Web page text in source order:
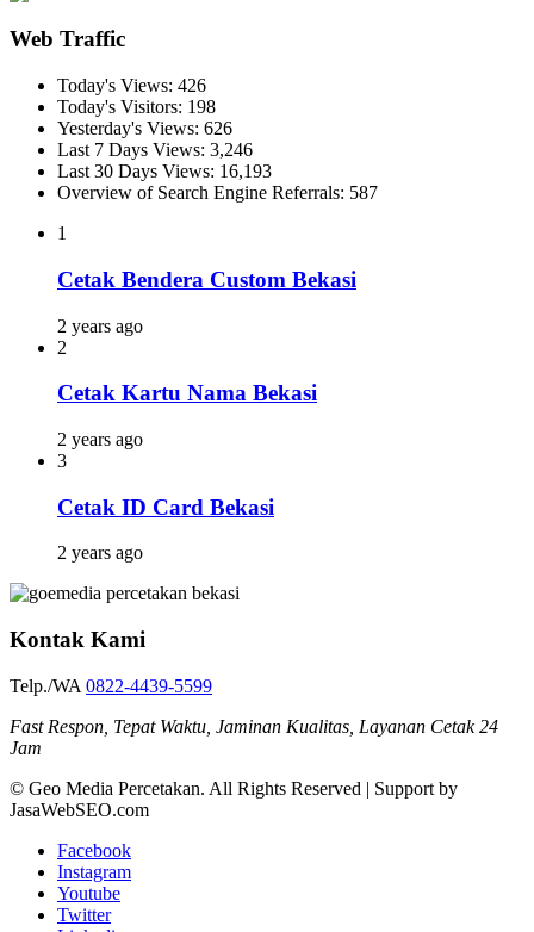
Web Traffic
Today's Views: 426
Today's Visitors: 198
Yesterday's Views: 626
Last 7 Days Views: 3,246
Last 30 Days Views: 16,193
Overview of Search Engine Referrals: 587
1
Cetak Bendera Custom Bekasi
2 years ago
2
Cetak Kartu Nama Bekasi
2 years ago
3
Cetak ID Card Bekasi
2 years ago
Kontak Kami
Telp./WA 0822-4439-5599
Fast Respon, Tepat Waktu, Jaminan Kualitas, Layanan Cetak 24
Jam
© Geo Media Percetakan. All Rights Reserved | Support by
JasaWebSEO.com
Facebook
Instagram
Youtube
Twitter